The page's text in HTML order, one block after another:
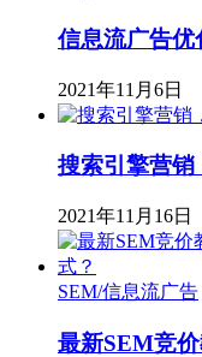
信息流广告优
2021年11月6日
搜索引擎营
2021年11月16日
SEM/信息流广告
最新SEM竞